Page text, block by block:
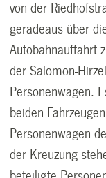
von der
geradeaus über
Autobahnauffahrt
der Salomon-
Personenwagen.
beiden
Personenwagen
der Kreuzung